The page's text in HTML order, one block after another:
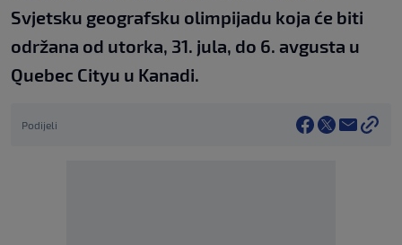
Svjetsku geografsku olimpijadu koja će biti
održana od utorka, 31. jula, do 6. avgusta u
Quebec Cityu u Kanadi.
Podijeli